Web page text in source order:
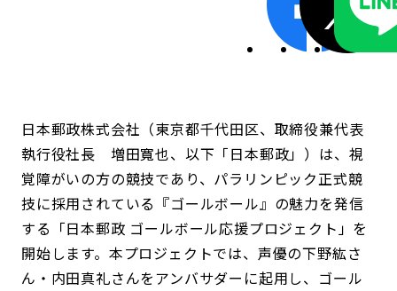
日本郵政株式会社（東京都千代田区、取締役兼代表
執行役社長 増田寬也、以下「日本郵政」）は、視
覚障がいの方の競技であり、パラリンピック正式競
技に採用されている『ゴールボール』の魅力を発信
する「日本郵政 ゴールボール応援プロジェクト」を
開始します。本プロジェクトでは、声優の下野紘さ
ん・内田真礼さんをアンバサダーに起用し、ゴール